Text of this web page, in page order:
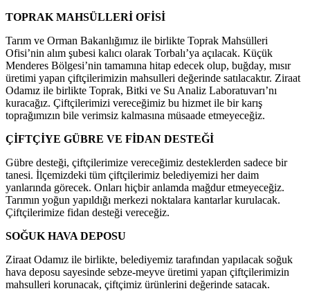
TOPRAK MAHSÜLLERİ OFİSİ
Tarım ve Orman Bakanlığımız ile birlikte Toprak Mahsülleri
Ofisi’nin alım şubesi kalıcı olarak Torbalı’ya açılacak. Küçük
Menderes Bölgesi’nin tamamına hitap edecek olup, buğday, mısır
üretimi yapan çiftçilerimizin mahsulleri değerinde satılacaktır. Ziraat
Odamız ile birlikte Toprak, Bitki ve Su Analiz Laboratuvarı’nı
kuracağız. Çiftçilerimizi vereceğimiz bu hizmet ile bir karış
toprağımızın bile verimsiz kalmasına müsaade etmeyeceğiz.
ÇİFTÇİYE GÜBRE VE FİDAN DESTEĞİ
Gübre desteği, çiftçilerimize vereceğimiz desteklerden sadece bir
tanesi. İlçemizdeki tüm çiftçilerimiz belediyemizi her daim
yanlarında görecek. Onları hiçbir anlamda mağdur etmeyeceğiz.
Tarımın yoğun yapıldığı merkezi noktalara kantarlar kurulacak.
Çiftçilerimize fidan desteği vereceğiz.
SOĞUK HAVA DEPOSU
Ziraat Odamız ile birlikte, belediyemiz tarafından yapılacak soğuk
hava deposu sayesinde sebze-meyve üretimi yapan çiftçilerimizin
mahsulleri korunacak, çiftçimiz ürünlerini değerinde satacak.